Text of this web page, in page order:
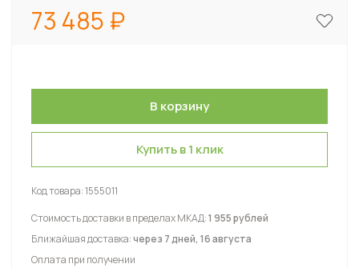
73 485
Купить в 1 клик
Код товара:1555011
Стоимость доставки в пределах МКАД:1 955 рублей
Ближайшая доставка:через 7 дней, 16 августа
Оплата при получении